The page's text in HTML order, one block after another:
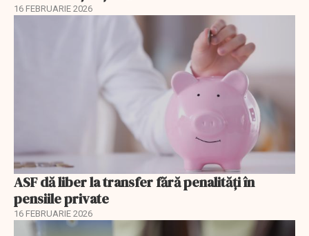
16 FEBRUARIE 2026
ASF dă liber la transfer fără penalități în
pensiile private
16 FEBRUARIE 2026